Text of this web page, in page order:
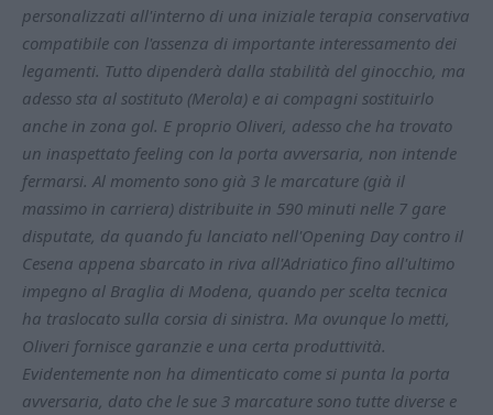
personalizzati all'interno di una iniziale terapia conservativa
compatibile con l'assenza di importante interessamento dei
legamenti. Tutto dipenderà dalla stabilità del ginocchio, ma
adesso sta al sostituto (Merola) e ai compagni sostituirlo
anche in zona gol. E proprio Oliveri, adesso che ha trovato
un inaspettato feeling con la porta avversaria, non intende
fermarsi. Al momento sono già 3 le marcature (già il
massimo in carriera) distribuite in 590 minuti nelle 7 gare
disputate, da quando fu lanciato nell'Opening Day contro il
Cesena appena sbarcato in riva all'Adriatico fino all'ultimo
impegno al Braglia di Modena, quando per scelta tecnica
ha traslocato sulla corsia di sinistra. Ma ovunque lo metti,
Oliveri fornisce garanzie e una certa produttività.
Evidentemente non ha dimenticato come si punta la porta
avversaria, dato che le sue 3 marcature sono tutte diverse e